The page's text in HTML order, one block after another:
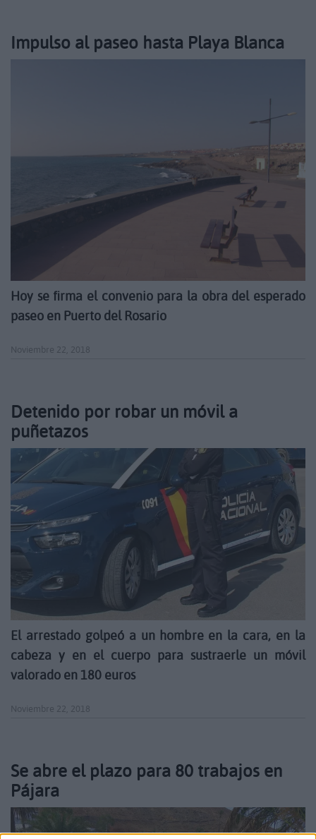
Impulso al paseo hasta Playa Blanca
Hoy se firma el convenio para la obra del esperado
paseo en Puerto del Rosario
Noviembre 22, 2018
Detenido por robar un móvil a
puñetazos
El arrestado golpeó a un hombre en la cara, en la
cabeza y en el cuerpo para sustraerle un móvil
valorado en 180 euros
Noviembre 22, 2018
Se abre el plazo para 80 trabajos en
Pájara